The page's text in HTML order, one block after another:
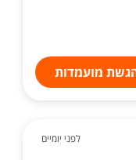
מועמדות
לפני יומיים